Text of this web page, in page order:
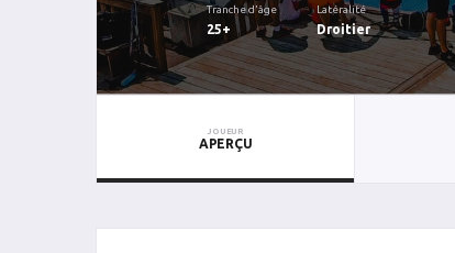
Tranche d'âge
25+
Latéralité
Droitier
JOUEUR
APERÇU